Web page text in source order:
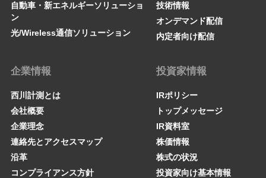
自動車・新エネルギーソリューショ
ン
光/Wireless通信ソリューション
技術情報
オンデマンド配信
内定者向け配信
企業情報
西川計測とは
会社概要
企業理念
連絡先とアクセスマップ
沿革
コンプライアンス方針
投資家情報
IRポリシー
トップメッセージ
IR資料室
株価情報
株式の状況
投資家向け基本情報